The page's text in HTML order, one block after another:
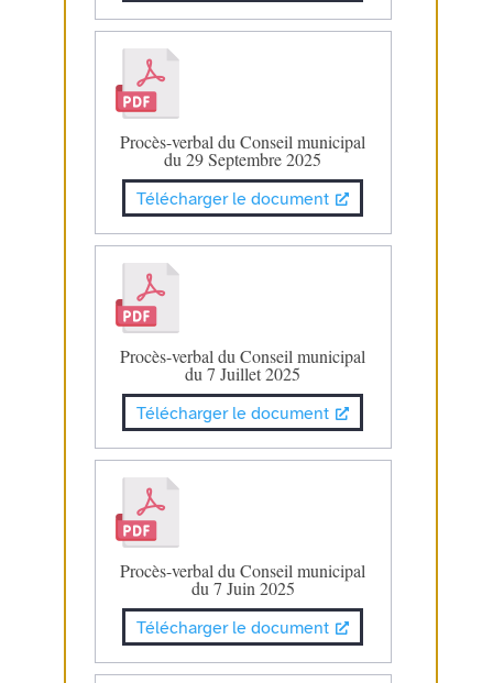
Procès-verbal du Conseil municipal
du 29 Septembre 2025
Télécharger le document
Procès-verbal du Conseil municipal
du 7 Juillet 2025
Télécharger le document
Procès-verbal du Conseil municipal
du 7 Juin 2025
Télécharger le document